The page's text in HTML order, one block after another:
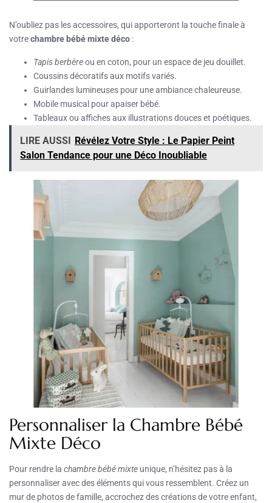
N’oubliez pas les accessoires, qui apporteront la touche finale à
votrechambre bébé mixte déco :
Tapis berbèreou en coton, pour un espace de jeu douillet.
Coussins décoratifs aux motifs variés.
Guirlandes lumineuses pour une ambiance chaleureuse.
Mobile musical pour apaiser bébé.
Tableaux ou affiches aux illustrations douces et poétiques.
LIRE AUSSI
Révélez Votre Style : Le Papier Peint
Salon Tendance pour une Déco Inoubliable
Personnaliser la Chambre Bébé
Mixte Déco
Pour rendre la chambre bébé mixte unique, n’hésitez pas à la
personnaliser avec des éléments qui vous ressemblent. Créez un
mur de photos de famille, accrochez des créations de votre enfant,